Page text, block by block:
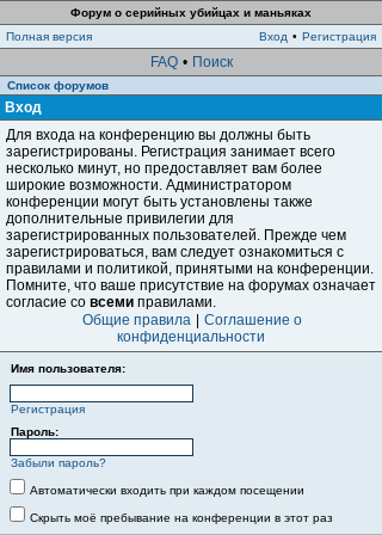
Форум о серийных убийцах и маньяках
Полная версия
Вход • Регистрация
FAQ • Поиск
Список форумов
Вход
Для входа на конференцию вы должны быть
зарегистрированы. Регистрация занимает всего
несколько минут, но предоставляет вам более
широкие возможности. Администратором
конференции могут быть установлены также
дополнительные привилегии для
зарегистрированных пользователей. Прежде чем
зарегистрироваться, вам следует ознакомиться с
правилами и политикой, принятыми на конференции.
Помните, что ваше присутствие на форумах означает
согласие со всеми правилами.
Общие правила
Соглашение о
конфиденциальности
Имя пользователя:
Регистрация
Пароль:
Забыли пароль?
Автоматически входить при каждом посещении
Скрыть моё пребывание на конференции в этот раз